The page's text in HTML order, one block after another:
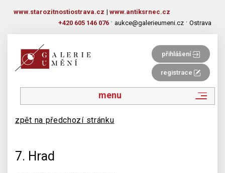
www.starozitnostiostrava.cz | www.antiksrnec.cz
+420 605 146 076 · aukce@galerieumeni.cz · Ostrava
přihlášení
registrace
menu
zpět na předchozí stránku
7. Hrad